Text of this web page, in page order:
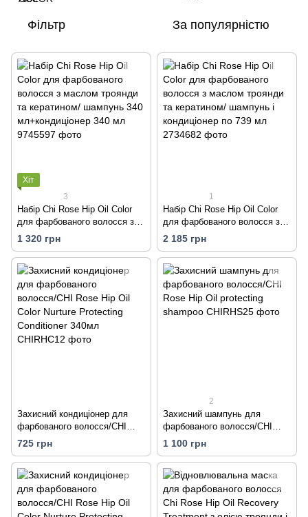
Фільтр За популярністю
Хіт
3
Набір Chi Rose Hip Oil Color
для фарбованого волосся з
маслом троянди та
кератином/ шампунь 340
мл+кондиціонер 340 мл
1 320 грн
1
Набір Chi Rose Hip Oil Color
для фарбованого волосся з
маслом троянди та
кератином/ шампунь і
кондиціонер по 739 мл
2 185 грн
Захисний кондиціонер для
фарбованого волосся/CHI
Rose Hip Oil Color Nurture
Protecting Conditioner 340мл
725 грн
2
Захисний шампунь для
фарбованого волосся/CHI
Rose Ніp Oil protecting
shampoo
1 100 грн